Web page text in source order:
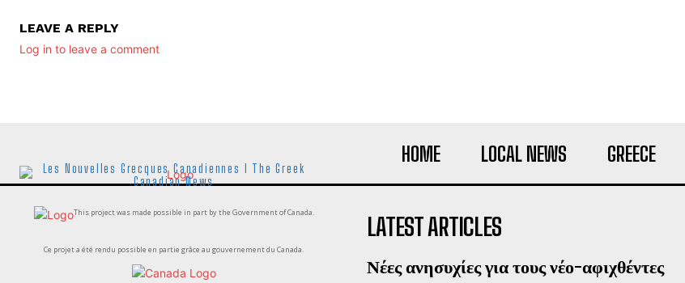
LEAVE A REPLY
Log in to leave a comment
HOME LOCAL NEWS GREECE
Les Nouvelles Grecques Canadiennes I The Greek
Canadian News
This project was made possible in part by the Government of Canada.
Ce projet a été rendu possible en partie grâce au gouvernement du Canada.
LATEST ARTICLES
Νέες ανησυχίες για τους νέο-αφιχθέντες